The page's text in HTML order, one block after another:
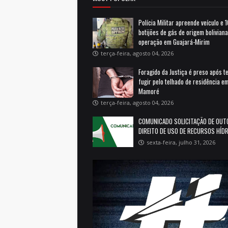
Polícia Militar apreende veículo e
botijões de gás de origem
operação em Guajará-Mirim
terça-feira, agosto 04, 2026
Foragido da Justiça é preso após
fugir pelo telhado de residência
Mamoré
terça-feira, agosto 04, 2026
COMUNICADO SOLICITAÇÃO DE
DIREITO DE USO DE RECURSOS
sexta-feira, julho 31, 2026